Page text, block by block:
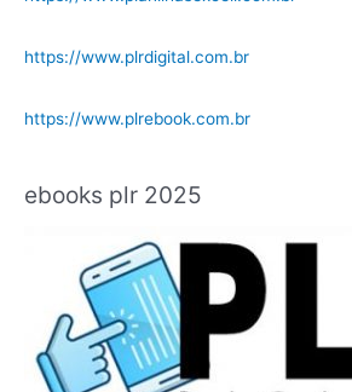
https://www.plrdigital.com.br
https://www.plrebook.com.br
ebooks plr 2025